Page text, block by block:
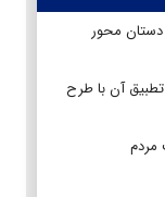
دستان محور
آن با طرح
مردم